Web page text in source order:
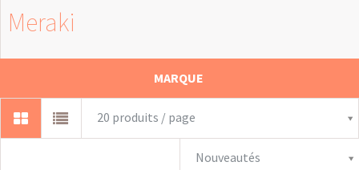
Meraki
MARQUE
20 produits / page
Nouveautés